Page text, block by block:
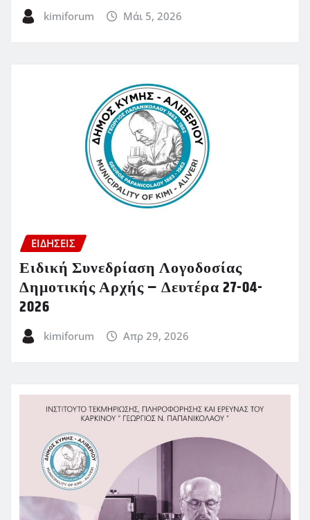
kimiforum Μάι 5, 2026
ΕΙΔΗΣΕΙΣ
Ειδική Συνεδρίαση Λογοδοσίας
Δημοτικής Αρχής – Δευτέρα 27-04-
2026
kimiforum Απρ 29, 2026